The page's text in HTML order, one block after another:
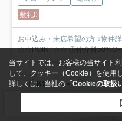
敷礼0
お申込み・来店希望の方 ↓物件
☆☆POINT☆☆ ①仲介料
賃貸マンション
当サイトでは、お客様の当サイト
して、クッキー（Cookie）を使用
詳しくは、当社の 「Cookieの取扱